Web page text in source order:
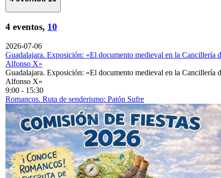
4 eventos, 10
2026-07-06
Guadalajara. Exposición: «El documento medieval en la Cancillería
Alfonso X»
Guadalajara. Exposición: «El documento medieval en la Cancillería
Alfonso X»
9:00 - 15:30
Romancos. Ruta de senderismo: Patón Sufre